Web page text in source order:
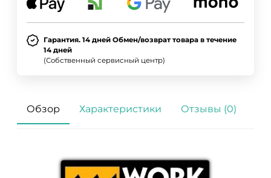
Гарантия. 14 дней Обмен/возврат товара в течение
14 дней
(Собственный сервисный центр)
Обзор Характеристики Отзывы (0)